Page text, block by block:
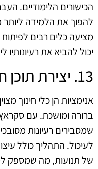
הכישורים הלימודיים.
להפוך את הלמידה ליותר
מציעה כלים רבים
יכול להביא את רעיונותיו
13. יצירת תוכן חינוכי עם אנימציות
אנימציות הן כלי חינוך
ברורה ומושכת. עם סקראץ',
שמסבירים רעיונות
לעיכול. התהליך כולל
של תנועות, מה שמספק